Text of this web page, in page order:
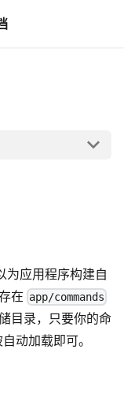
为应用程序构建自
在 app/commands
目录，只要你的命
动加载即可。